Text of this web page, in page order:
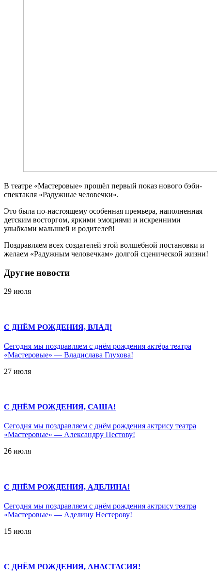
В театре «Мастеровые» прошёл первый показ нового бэби-
спектакля «Радужные человечки».
Это была по-настоящему особенная премьера, наполненная
детским восторгом, яркими эмоциями и искренними
улыбками малышей и родителей!
Поздравляем всех создателей этой волшебной постановки и
желаем «Радужным человечкам» долгой сценической жизни!
Другие новости
29 июля
С ДНЁМ РОЖДЕНИЯ, ВЛАД!
Сегодня мы поздравляем с днём рождения актёра театра
«Мастеровые» — Владислава Глухова!
27 июля
С ДНЁМ РОЖДЕНИЯ, САША!
Сегодня мы поздравляем с днём рождения актрису театра
«Мастеровые» — Александру Пестову!
26 июля
С ДНЁМ РОЖДЕНИЯ, АДЕЛИНА!
Сегодня мы поздравляем с днём рождения актрису театра
«Мастеровые» — Аделину Нестерову!
15 июля
С ДНЁМ РОЖДЕНИЯ, АНАСТАСИЯ!